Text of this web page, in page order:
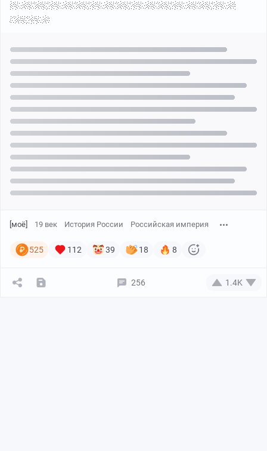
показываете мне, что я пилю интересный контент.
Спасибо!
[моё] 19 век История России Российская империя
525 112 39 18 8
256 1.4K